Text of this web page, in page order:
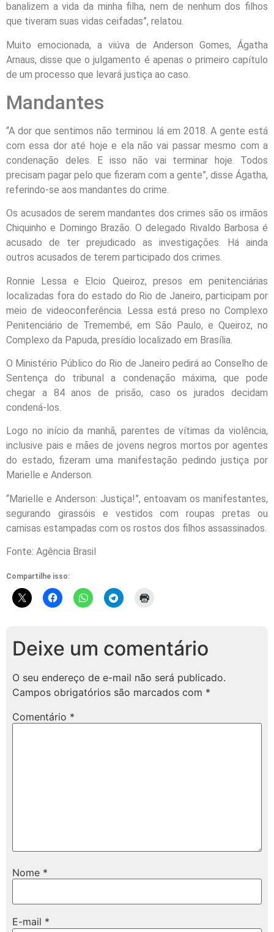
banalizem a vida da minha filha, nem de nenhum dos filhos
que tiveram suas vidas ceifadas”, relatou.
Muito emocionada, a viúva de Anderson Gomes, Ágatha
Arnaus, disse que o julgamento é apenas o primeiro capítulo
de um processo que levará justiça ao caso.
Mandantes
“A dor que sentimos não terminou lá em 2018. A gente está
com essa dor até hoje e ela não vai passar mesmo com a
condenação deles. E isso não vai terminar hoje. Todos
precisam pagar pelo que fizeram com a gente”, disse Ágatha,
referindo-se aos mandantes do crime.
Os acusados de serem mandantes dos crimes são os irmãos
Chiquinho e Domingo Brazão. O delegado Rivaldo Barbosa é
acusado de ter prejudicado as investigações. Há ainda
outros acusados de terem participado dos crimes.
Ronnie Lessa e Elcio Queiroz, presos em penitenciárias
localizadas fora do estado do Rio de Janeiro, participam por
meio de videoconferência. Lessa está preso no Complexo
Penitenciário de Tremembé, em São Paulo, e Queiroz, no
Complexo da Papuda, presídio localizado em Brasília.
O Ministério Público do Rio de Janeiro pedirá ao Conselho de
Sentença do tribunal a condenação máxima, que pode
chegar a 84 anos de prisão, caso os jurados decidam
condená-los.
Logo no início da manhã, parentes de vítimas da violência,
inclusive pais e mães de jovens negros mortos por agentes
do estado, fizeram uma manifestação pedindo justiça por
Marielle e Anderson.
“Marielle e Anderson: Justiça!”, entoavam os manifestantes,
segurando girassóis e vestidos com roupas pretas ou
camisas estampadas com os rostos dos filhos assassinados.
Fonte: Agência Brasil
Compartilhe isso:
Deixe um comentário
O seu endereço de e-mail não será publicado.
Campos obrigatórios são marcados com *
Comentário *
Nome *
E-mail *